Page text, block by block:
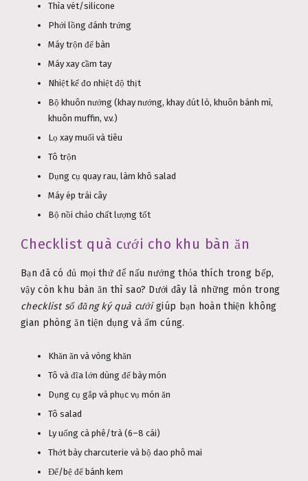
Thìa vét/silicone
Phới lồng đánh trứng
Máy trộn để bàn
Máy xay cầm tay
Nhiệt kế đo nhiệt độ thịt
Bộ khuôn nướng (khay nướng, khay đút lò, khuôn bánh mì,
khuôn muffin, v.v.)
Lọ xay muối và tiêu
Tô trộn
Dụng cụ quay rau, làm khô salad
Máy ép trái cây
Bộ nồi chảo chất lượng tốt
Checklist quà cưới cho khu bàn ăn
Bạn đã có đủ mọi thứ để nấu nướng thỏa thích trong bếp,
vậy còn khu bàn ăn thì sao? Dưới đây là những món trong
checklist sổ đăng ký quà cướigiúp bạn hoàn thiện không
gian phòng ăn tiện dụng và ấm cúng.
Khăn ăn và vòng khăn
Tô và đĩa lớn dùng để bày món
Dụng cụ gắp và phục vụ món ăn
Tô salad
Ly uống cà phê/trà (6–8 cái)
Thớt bày charcuterie và bộ dao phô mai
Đế/bệ để bánh kem